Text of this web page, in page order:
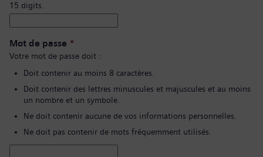
15 digits.
Mot de passe *
Votre mot de passe doit :
Doit contenir au moins 8 caractères.
Doit contenir des lettres minuscules et majuscules et au moins
un nombre et un symbole.
Ne doit contenir aucune de vos informations personnelles.
Ne doit pas contenir de mots fréquemment utilisés.